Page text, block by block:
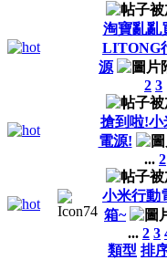
淘寶亂亂
LITONG
源
2 3
搶到啦!小
電源!
... 2
小米行動
箱~
... 2 3
類型 排